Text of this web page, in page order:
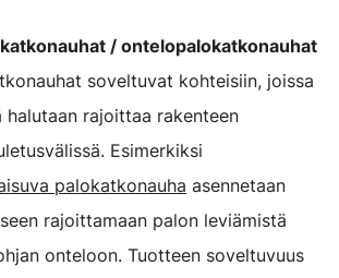
/ ontelopalokatkonauhat
soveltuvat kohteisiin, joissa
halutaan rajoittaa rakenteen
Esimerkiksi
palokatkonauha asennetaan
rajoittamaan palon leviämistä
onteloon. Tuotteen soveltuvuus